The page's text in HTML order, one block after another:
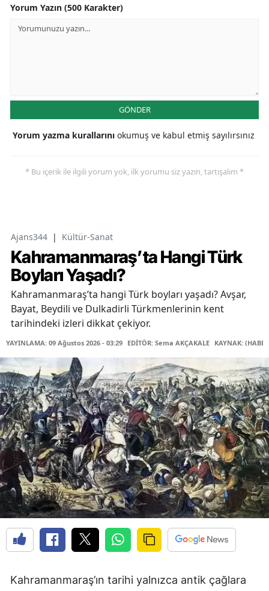
Yorum Yazın (500 Karakter)
GÖNDER
Yorum yazma kurallarını okumuş ve kabul etmiş sayılırsınız
* Bu içerik ile ilgili yorum yok, ilk yorumu siz yazın, tartışalım *
Ajans344 | Kültür-Sanat
Kahramanmaraş’ta Hangi Türk
Boyları Yaşadı?
Kahramanmaraş’ta hangi Türk boyları yaşadı? Avşar,
Bayat, Beydili ve Dulkadirli Türkmenlerinin kent
tarihindeki izleri dikkat çekiyor.
YAYINLAMA: 09 Ağustos 2026 - 03:29 EDİTÖR: Sema AKÇAKALE KAYNAK:
Kahramanmaraş’ın tarihi yalnızca antik çağlara